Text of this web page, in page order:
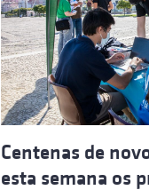
Centenas de
esta semana os